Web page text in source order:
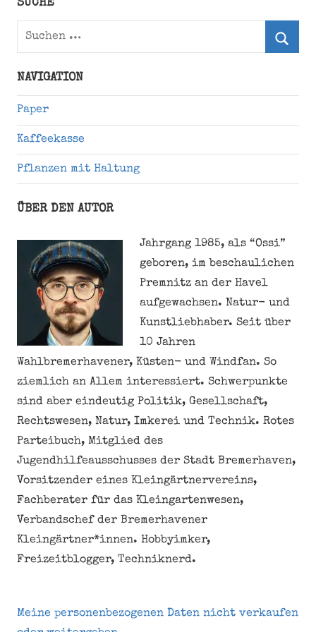
SUCHE
Suchen
NAVIGATION
Paper
Kaffeekasse
Pflanzen mit Haltung
ÜBER DEN AUTOR
Jahrgang 1985, als “Ossi”
geboren, im beschaulichen
Premnitz an der Havel
aufgewachsen. Natur- und
Kunstliebhaber. Seit über
10 Jahren
Wahlbremerhavener, Küsten- und Windfan. So
ziemlich an Allem interessiert. Schwerpunkte
sind aber eindeutig Politik, Gesellschaft,
Rechtswesen, Natur, Imkerei und Technik. Rotes
Parteibuch, Mitglied des
Jugendhilfeausschusses der Stadt Bremerhaven,
Vorsitzender eines Kleingärtnervereins,
Fachberater für das Kleingartenwesen,
Verbandschef der Bremerhavener
Kleingärtner*innen. Hobbyimker,
Freizeitblogger, Techniknerd.
Meine personenbezogenen Daten nicht verkaufen